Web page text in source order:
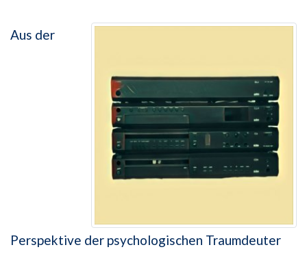
Aus der
Perspektive der psychologischen Traumdeuter